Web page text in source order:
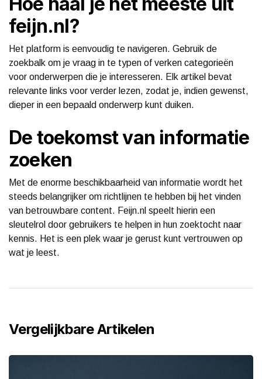
feijn.nl?
Het platform is eenvoudig te navigeren. Gebruik de
zoekbalk om je vraag in te typen of verken categorieën
voor onderwerpen die je interesseren. Elk artikel bevat
relevante links voor verder lezen, zodat je, indien gewenst,
dieper in een bepaald onderwerp kunt duiken.
De toekomst van informatie
zoeken
Met de enorme beschikbaarheid van informatie wordt het
steeds belangrijker om richtlijnen te hebben bij het vinden
van betrouwbare content. Feijn.nl speelt hierin een
sleutelrol door gebruikers te helpen in hun zoektocht naar
kennis. Het is een plek waar je gerust kunt vertrouwen op
wat je leest.
Vergelijkbare Artikelen